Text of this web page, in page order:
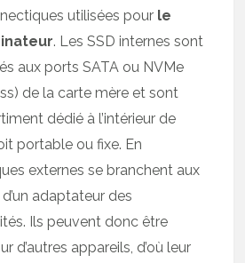
utilisées pour le
. Les SSD internes sont
aux ports SATA ou NVMe
de la carte mère et sont
dédié à l’intérieur de
portable ou fixe. En
externes se branchent aux
adaptateur des
Ils peuvent donc être
d’autres appareils, d’où leur